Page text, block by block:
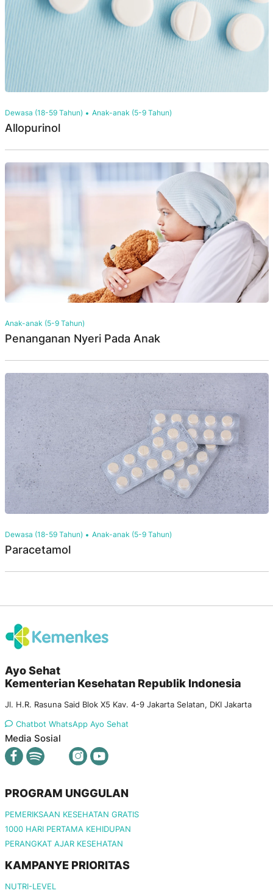
Dewasa (18-59 Tahun) Anak-anak (5-9 Tahun)
Allopurinol
Anak-anak (5-9 Tahun)
Penanganan Nyeri Pada Anak
Dewasa (18-59 Tahun) Anak-anak (5-9 Tahun)
Paracetamol
Ayo Sehat
Kementerian Kesehatan Republik Indonesia
Jl. H.R. Rasuna Said Blok X5 Kav. 4-9 Jakarta Selatan, DKI Jakarta
Chatbot WhatsApp Ayo Sehat
Media Sosial
PROGRAM UNGGULAN
PEMERIKSAAN KESEHATAN GRATIS
1000 HARI PERTAMA KEHIDUPAN
PERANGKAT AJAR KESEHATAN
KAMPANYE PRIORITAS
NUTRI-LEVEL